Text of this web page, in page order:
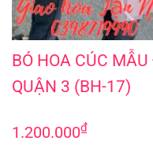
BÓ HOA CÚC MẪU ĐƠN MÀU HỒNG
BÓ HOA CÚC
QUẬN 3 (BH-17)
1.200.000₫